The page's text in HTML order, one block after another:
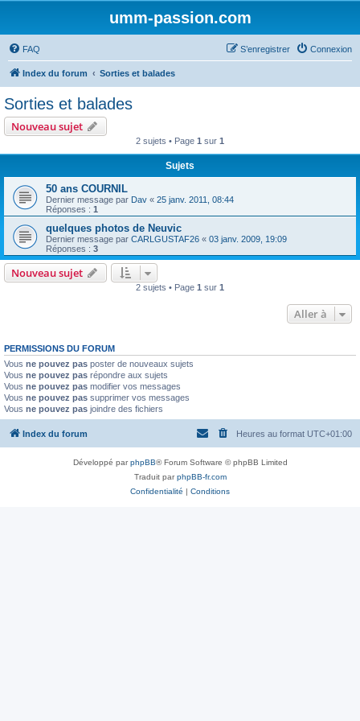
umm-passion.com
FAQ Connexion
S’enregistrer
Index du forum Sorties et balades
Sorties et balades
Nouveau sujet
2 sujets • Page 1 sur 1
Sujets
50 ans COURNIL
Dernier message par Dav « 25 janv. 2011, 08:44
Réponses : 1
quelques photos de Neuvic
Dernier message par CARLGUSTAF26 « 03 janv. 2009, 19:09
Réponses : 3
Nouveau sujet
2 sujets • Page 1 sur 1
Aller à
PERMISSIONS DU FORUM
Vous ne pouvez pas poster de nouveaux sujets
Vous ne pouvez pas répondre aux sujets
Vous ne pouvez pas modifier vos messages
Vous ne pouvez pas supprimer vos messages
Vous ne pouvez pas joindre des fichiers
Index du forum Heures au format UTC+01:00
Développé parphpBB® Forum Software © phpBB Limited
Traduit parphpBB-fr.com
Confidentialité | Conditions